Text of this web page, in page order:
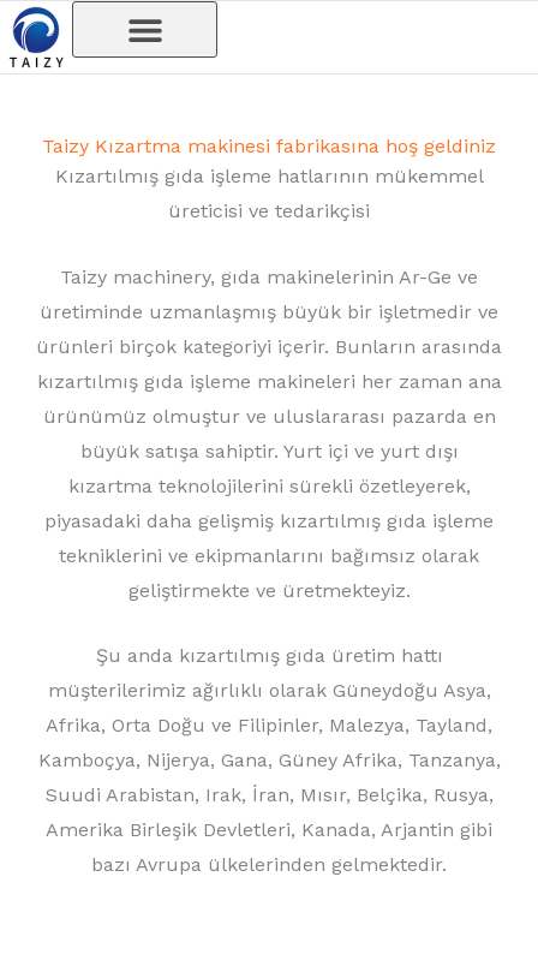
İçeriğe
atla
Taizy Kızartma makinesi fabrikasına hoş geldiniz
Kızartılmış gıda işleme hatlarının mükemmel
üreticisi ve tedarikçisi
Taizy machinery, gıda makinelerinin Ar-Ge ve
üretiminde uzmanlaşmış büyük bir işletmedir ve
ürünleri birçok kategoriyi içerir. Bunların arasında
kızartılmış gıda işleme makineleri her zaman ana
ürünümüz olmuştur ve uluslararası pazarda en
büyük satışa sahiptir. Yurt içi ve yurt dışı
kızartma teknolojilerini sürekli özetleyerek,
piyasadaki daha gelişmiş kızartılmış gıda işleme
tekniklerini ve ekipmanlarını bağımsız olarak
geliştirmekte ve üretmekteyiz.
Şu anda kızartılmış gıda üretim hattı
müşterilerimiz ağırlıklı olarak Güneydoğu Asya,
Afrika, Orta Doğu ve Filipinler, Malezya, Tayland,
Kamboçya, Nijerya, Gana, Güney Afrika, Tanzanya,
Suudi Arabistan, Irak, İran, Mısır, Belçika, Rusya,
Amerika Birleşik Devletleri, Kanada, Arjantin gibi
bazı Avrupa ülkelerinden gelmektedir.